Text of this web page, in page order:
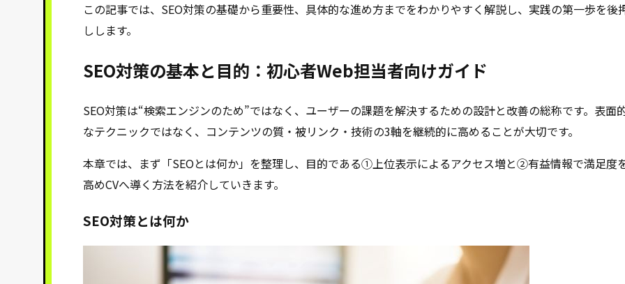
この記事では、SEO対策の基礎から重要性、具体的な進め方までをわかりやすく解説し、実践の第一歩を後
しします。
SEO対策の基本と目的：初心者Web担当者向けガイド
SEO対策は“検索エンジンのため”ではなく、ユーザーの課題を解決するための設計と改善の総称です。表面
なテクニックではなく、コンテンツの質・被リンク・技術の3軸を継続的に高めることが大切です。
本章では、まず「SEOとは何か」を整理し、目的である①上位表示によるアクセス増と②有益情報で満足度
高めCVへ導く方法を紹介していきます。
SEO対策とは何か